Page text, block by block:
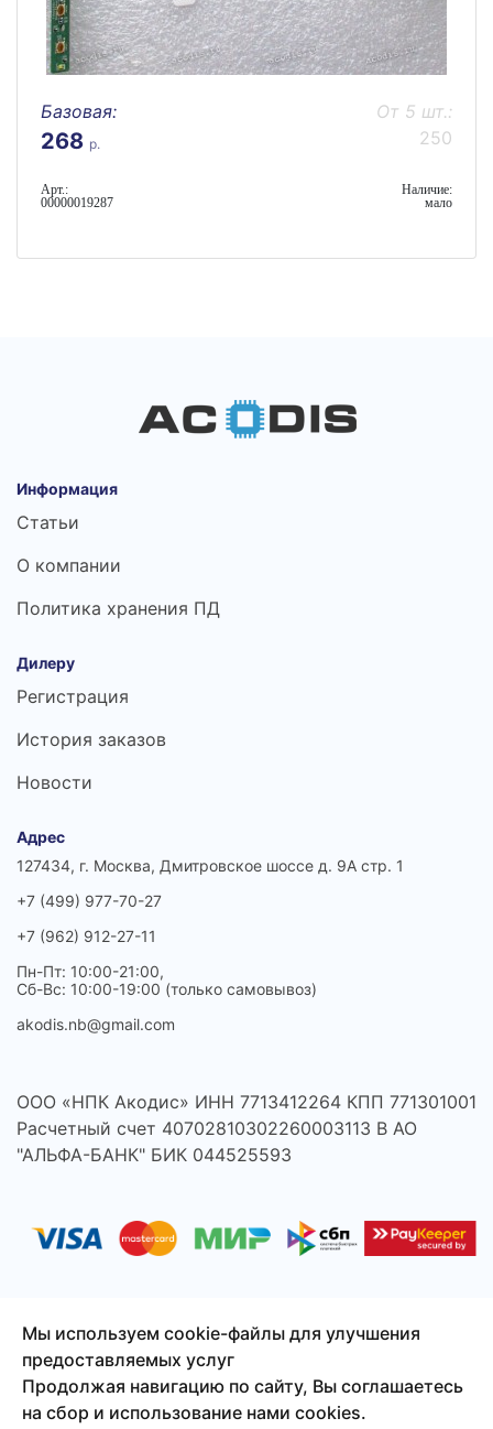
Базовая:
268 р.
От 5 шт.:
250
Арт.:
00000019287
Наличие:
мало
Информация
Статьи
О компании
Политика хранения ПД
Дилеру
Регистрация
История заказов
Новости
Адрес
127434, г. Москва, Дмитровское шоссе д. 9А стр. 1
+7 (499) 977-70-27
+7 (962) 912-27-11
Пн-Пт: 10:00-21:00,
Сб-Вс: 10:00-19:00 (только самовывоз)
akodis.nb@gmail.com
ООО «НПК Акодис» ИНН 7713412264 КПП 771301001
Расчетный счет 40702810302260003113 В АО
"АЛЬФА-БАНК" БИК 044525593
© 2026 Акодис - продажа компонентов для телефонов,
ноутбуков, планшетов и другой техники.
Мы используем cookie-файлы для улучшения
предоставляемых услуг
Продолжая навигацию по сайту, Вы соглашаетесь
на сбор и использование нами cookies.